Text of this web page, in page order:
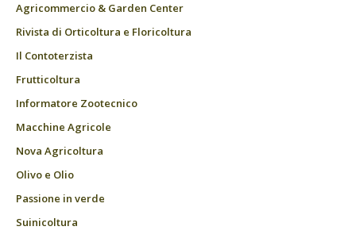
Agricommercio & Garden Center
Rivista di Orticoltura e Floricoltura
Il Contoterzista
Frutticoltura
Informatore Zootecnico
Macchine Agricole
Nova Agricoltura
Olivo e Olio
Passione in verde
Suinicoltura